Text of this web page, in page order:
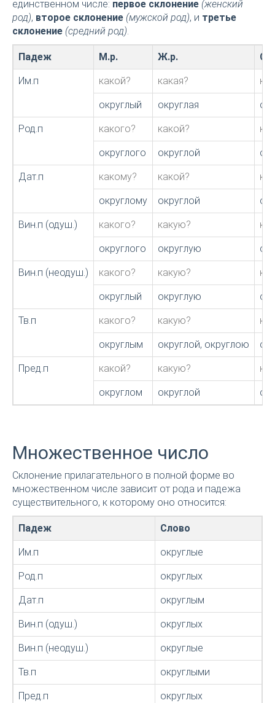
единственном числе: первое склонение (женский
род), второе склонение (мужской род), и третье
склонение (средний род).
Падеж М.р. Ж.р.
Им.п какой? какая?
округлый округлая
Род.п какого? какой?
округлого округлой
Дат.п какому? какой?
округлому округлой
Вин.п (одуш.) какого? какую?
округлого округлую
Вин.п (неодуш.) какого? какую?
округлый округлую
Тв.п какого? какую?
округлым округлой, округлою
Пред.п какой? какую?
округлом округлой
Множественное число
Склонение прилагательного в полной форме во
множественном числе зависит от рода и падежа
существительного, к которому оно относится:
Падеж Слово
Им.п округлые
Род.п округлых
Дат.п округлым
Вин.п (одуш.) округлых
Вин.п (неодуш.) округлые
Тв.п округлыми
Пред.п округлых